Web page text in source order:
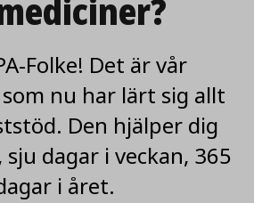
Folke! Det är vår
nu har lärt sig allt
Den hjälper dig
dagar i veckan, 365
i året.